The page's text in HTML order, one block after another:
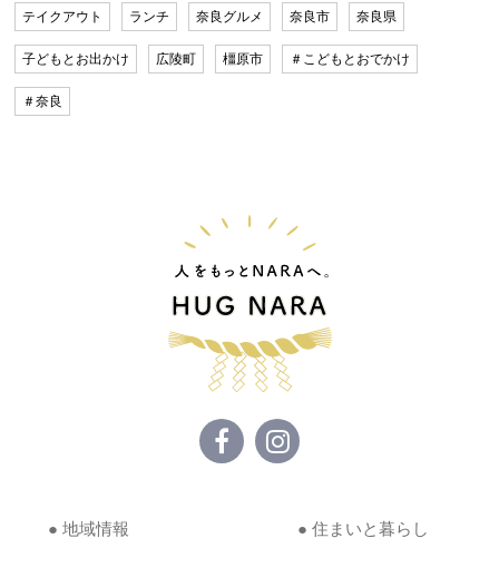
テイクアウト ランチ 奈良グルメ 奈良市 奈良県
子どもとお出かけ 広陵町 橿原市 ＃こどもとおでかけ
＃奈良
● 地域情報 ● 住まいと暮らし